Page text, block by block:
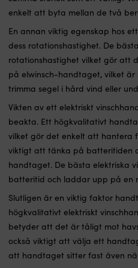
enkelt att byta mellan de två
En annan viktig egenskap hos
dess rotationshastighet. De
rotationshastighet vilket gör att
på elwinsch-handtaget, vilket
trimma segel i hård vind eller
Vikten av ett elektriskt
beakta. Ett högkvalitativt
vilket gör det enkelt att hantera
viktigt att tänka på batteritiden
handtaget. De bästa elektriska
batteritid och laddar upp på en
Slutligen är en viktig faktor
högkvalitativt elektriskt
betyder att det är tåligt mot
också viktigt att välja ett
att handtaget sitter fast även